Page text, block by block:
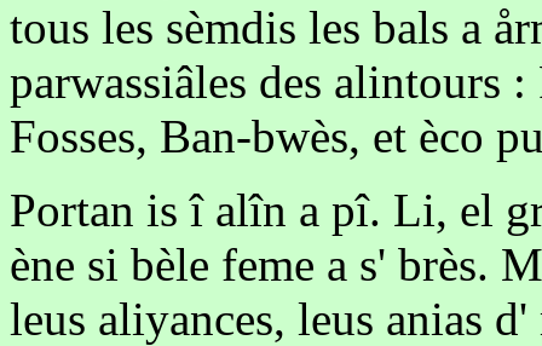
tous les sèmdis les bals a
parwassiâles des alintours
Fosses, Ban-bwès, et èco
Portan is î alîn a pî. Li, el
ène si bèle feme a s' brès.
leus aliyances, leus anias